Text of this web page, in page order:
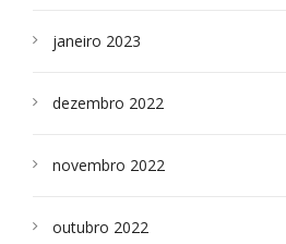
janeiro 2023
dezembro 2022
novembro 2022
outubro 2022